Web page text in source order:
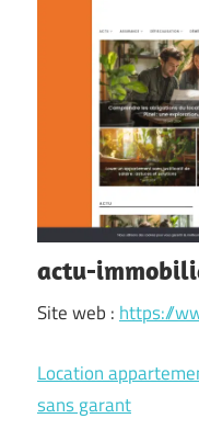
actu-
Site web : https://
Location
sans garant